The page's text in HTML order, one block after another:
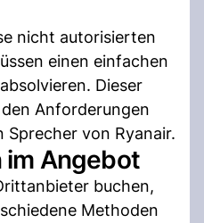
nicht autorisierten
einen einfachen
Dieser
Anforderungen
Sprecher von Ryanair.
im Angebot
buchen,
Methoden